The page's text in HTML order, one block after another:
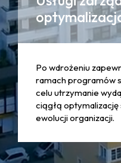
Po wdrożeniu
ramach programów
celu utrzymanie
ciągłą
ewolucji organizacji.